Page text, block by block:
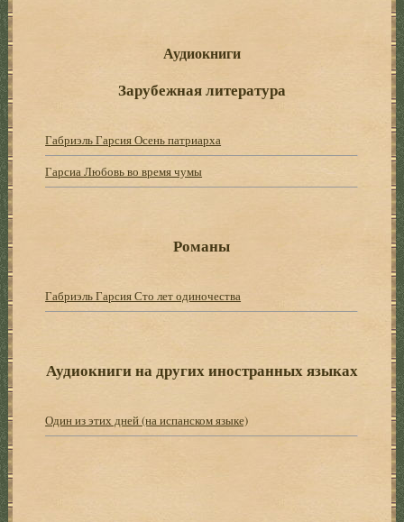
Аудиокниги
Зарубежная литература
Габриэль Гарсия Осень патриарха
Гарсиа Любовь во время чумы
Романы
Габриэль Гарсия Сто лет одиночества
Аудиокниги на других иностранных языках
Один из этих дней (на испанском языке)